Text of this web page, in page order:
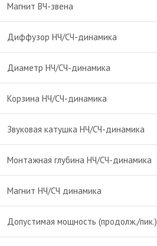
Магнит ВЧ-звена
Диффузор НЧ/СЧ-динамика
Диаметр НЧ/СЧ-динамика
Корзина НЧ/СЧ-динамика
Звуковая катушка НЧ/СЧ-динамика
Монтажная глубина НЧ/СЧ-динамика
Магнит НЧ/СЧ динамика
Допустимая мощность (продолж./пик.)